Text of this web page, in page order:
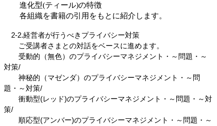
進化型(ティール)の特徴
各組織を書籍の引用をもとに紹介します。
2-2.経営者が行うべきプライバシー対策
ご受講者さまとの対話をベースに進めます。
受動的（無色）のプライバシーマネジメント・～問題・～
対策/
神秘的（マゼンダ）のプライバシーマネジメント・～問
題・～対策/
衝動型(レッド)のプライバシーマネジメント・～問題・～対
策/
順応型(アンバー)のプライバシーマネジメント・～問題・～